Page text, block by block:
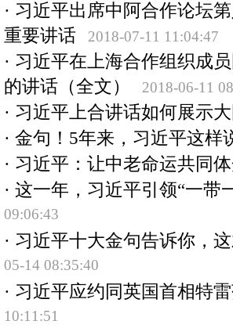
· 习近平出席中阿合作论坛
重要讲话
2018-07-11 11:04:47
· 习近平在上海合作组织成
的讲话（全文）
2018-06-11
· 习近平上合讲话如何展示
· 金句！5年来，习近平这样
· 习近平：让中老命运共同
· 这一年，习近平引领“一带
09:06:43
· 习近平十大金句告诉你，
05-14 08:35:40
· 习近平应约同英国首相特
10:11:51